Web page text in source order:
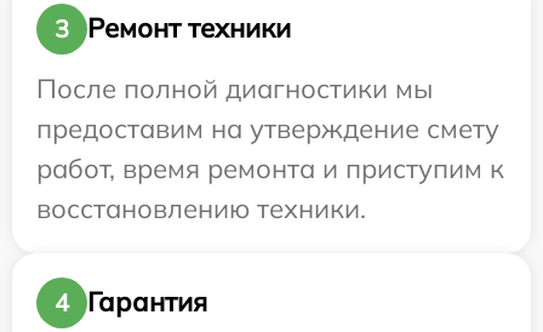
3
Ремонт техники
После полной диагностики мы
предоставим на утверждение смету
работ, время ремонта и приступим к
восстановлению техники.
4 Гарантия